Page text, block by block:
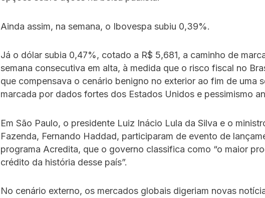
Ainda assim, na semana, o Ibovespa subiu 0,39%.
Já o dólar subia 0,47%, cotado a R$ 5,681, a caminho de
semana consecutiva em alta, à medida que o risco fiscal no
que compensava o cenário benigno no exterior ao fim de uma
marcada por dados fortes dos Estados Unidos e pessimismo
Em São Paulo, o presidente Luiz Inácio Lula da Silva e o
Fazenda, Fernando Haddad, participaram de evento de
programa Acredita, que o governo classifica como “o maior
crédito da história desse país”.
No cenário externo, os mercados globais digeriam novas